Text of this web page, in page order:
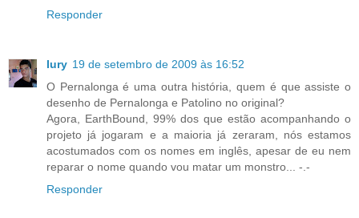
Responder
Iury 19 de setembro de 2009 às 16:52
O Pernalonga é uma outra história, quem é que assiste o
desenho de Pernalonga e Patolino no original?
Agora, EarthBound, 99% dos que estão acompanhando o
projeto já jogaram e a maioria já zeraram, nós estamos
acostumados com os nomes em inglês, apesar de eu nem
reparar o nome quando vou matar um monstro... -.-
Responder